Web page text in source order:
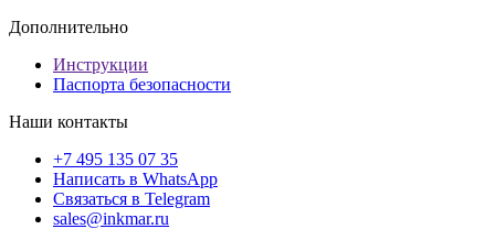
Дополнительно
Инструкции
Паспорта безопасности
Наши контакты
+7 495 135 07 35
Написать в WhatsApp
Связаться в Telegram
sales@inkmar.ru